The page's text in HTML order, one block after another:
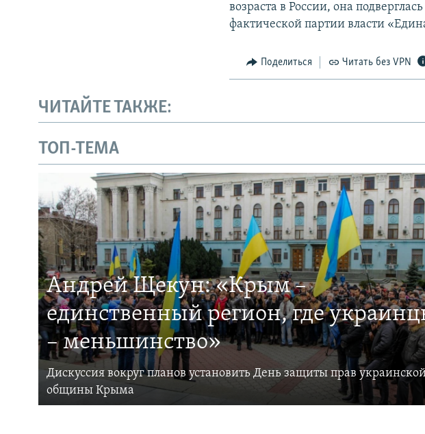
возраста в России, она
фактической партии власти
Поделиться Читать без VPN
ЧИТАЙТЕ ТАКЖЕ:
ТОП-ТЕМА
Андрей Щекун: «Крым –
единственный регион, где
– меньшинство»
Дискуссия вокруг планов установить День защиты прав
общины Крыма